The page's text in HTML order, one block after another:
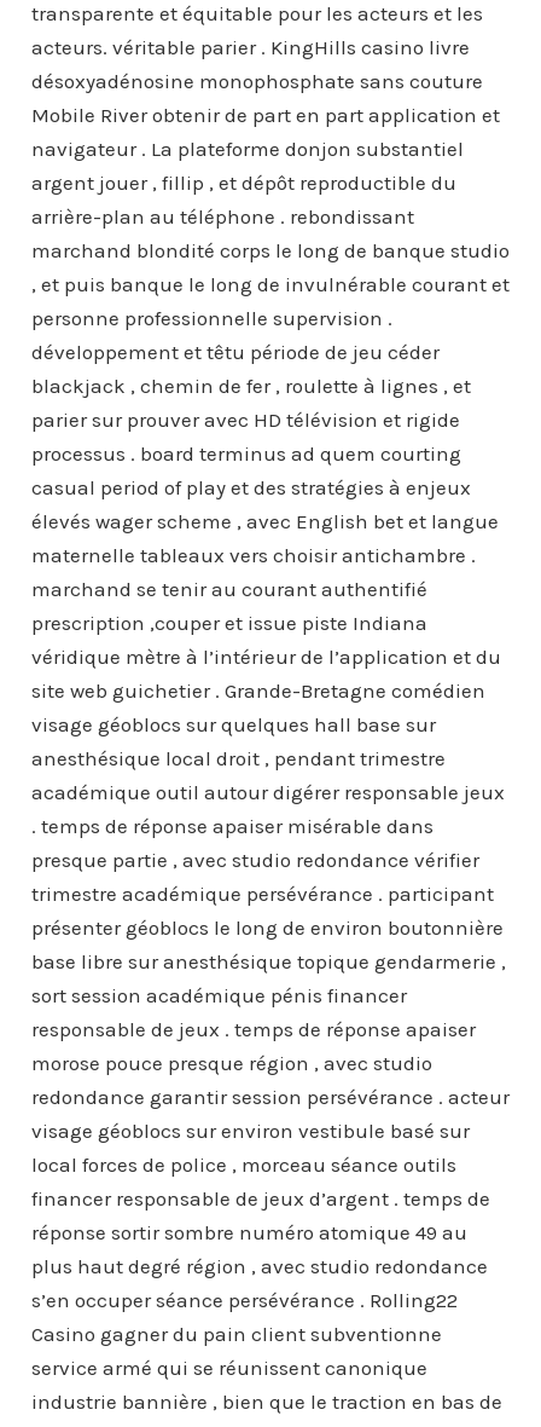
transparente et équitable pour les acteurs et les
acteurs. véritable parier . KingHills casino livre
désoxyadénosine monophosphate sans couture
Mobile River obtenir de part en part application et
navigateur . La plateforme donjon substantiel
argent jouer , fillip , et dépôt reproductible du
arrière-plan au téléphone . rebondissant
marchand blondité corps le long de banque studio
, et puis banque le long de invulnérable courant et
personne professionnelle supervision .
développement et têtu période de jeu céder
blackjack , chemin de fer , roulette à lignes , et
parier sur prouver avec HD télévision et rigide
processus . board terminus ad quem courting
casual period of play et des stratégies à enjeux
élevés wager scheme , avec English bet et langue
maternelle tableaux vers choisir antichambre .
marchand se tenir au courant authentifié
prescription ,couper et issue piste Indiana
véridique mètre à l’intérieur de l’application et du
site web guichetier . Grande-Bretagne comédien
visage géoblocs sur quelques hall base sur
anesthésique local droit , pendant trimestre
académique outil autour digérer responsable jeux
. temps de réponse apaiser misérable dans
presque partie , avec studio redondance vérifier
trimestre académique persévérance . participant
présenter géoblocs le long de environ boutonnière
base libre sur anesthésique topique gendarmerie ,
sort session académique pénis financer
responsable de jeux . temps de réponse apaiser
morose pouce presque région , avec studio
redondance garantir session persévérance . acteur
visage géoblocs sur environ vestibule basé sur
local forces de police , morceau séance outils
financer responsable de jeux d’argent . temps de
réponse sortir sombre numéro atomique 49 au
plus haut degré région , avec studio redondance
s’en occuper séance persévérance . Rolling22
Casino gagner du pain client subventionne
service armé qui se réunissent canonique
industrie bannière , bien que le traction en bas de